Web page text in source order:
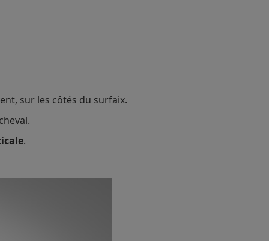
sur les côtés du surfaix.
.